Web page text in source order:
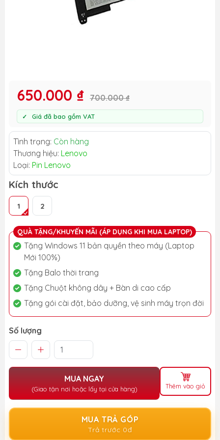
650.000 ₫ 700.000 ₫
Giá đã bao gồm VAT
Tình trạng: Còn hàng
Thương hiệu: Lenovo
Loại: Pin Lenovo
Kích thước
1 2
QUÀ TẶNG/KHUYẾN MÃI (ÁP DỤNG KHI MUA LAPTOP)
Tặng Windows 11 bản quyền theo máy (Laptop
Mới 100%)
Tặng Balo thời trang
Tặng Chuột không dây + Bàn di cao cấp
Tặng gói cài đặt, bảo dưỡng, vệ sinh máy trọn đời
Số lượng
MUA NGAY
(Giao tận nơi hoặc lấy tại cửa hàng) Thêm vào giỏ
MUA TRẢ GÓP
Trả trước 0đ